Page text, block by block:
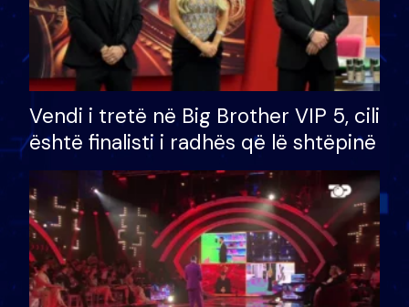
Vendi i tretë në Big Brother VIP 5, cili
është finalisti i radhës që lë shtëpinë